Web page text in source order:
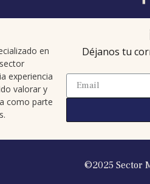
en
experiencia
valorar y
como parte
Déjanos tu
©2025 Sector